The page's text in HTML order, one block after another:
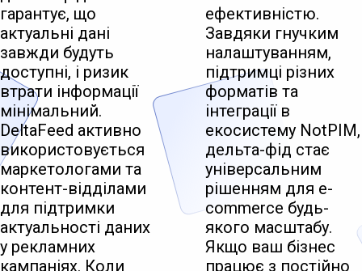
гарантує, що
актуальні дані
завжди будуть
доступні, і ризик
втрати інформації
мінімальний.
DeltaFeed активно
використовується
маркетологами та
контент-відділами
для підтримки
актуальності даних
у рекламних
кампаніях. Коли
ефективністю.
Завдяки гнучким
налаштуванням,
підтримці різних
форматів та
інтеграції в
екосистему NotPIM,
дельта-фід стає
універсальним
рішенням для e-
commerce будь-
якого масштабу.
Якщо ваш бізнес
працює з постійно